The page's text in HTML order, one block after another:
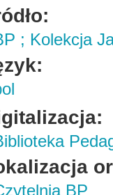
; Kolekcja
BP